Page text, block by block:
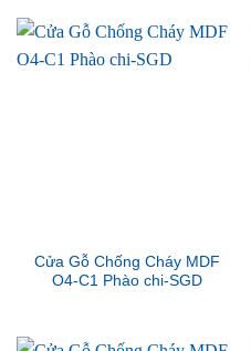
Cửa Gỗ Chống Cháy MDF
O4-C1 Phào chi-SGD